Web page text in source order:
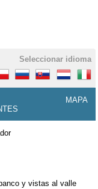
Seleccionar idioma
MAPA
y vistas al valle